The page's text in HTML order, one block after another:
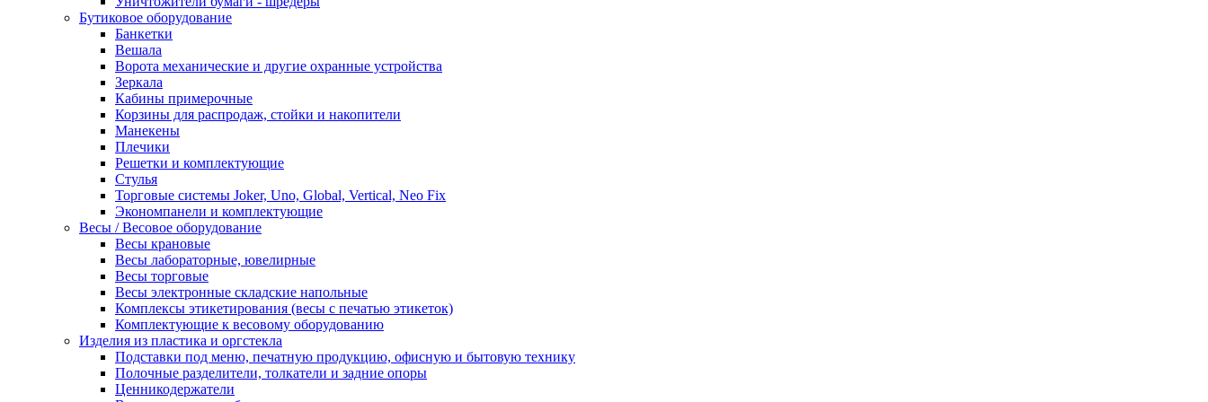
Бутиковое оборудование
Банкетки
Вешала
Ворота механические и другие охранные устройства
Зеркала
Кабины примерочные
Корзины для распродаж, стойки и накопители
Манекены
Плечики
Решетки и комплектующие
Стулья
Торговые системы Joker, Uno, Global, Vertical, Neo Fix
Экономпанели и комплектующие
Весы / Весовое оборудование
Весы крановые
Весы лабораторные, ювелирные
Весы торговые
Весы электронные складские напольные
Комплексы этикетирования (весы с печатью этикеток)
Комплектующие к весовому оборудованию
Изделия из пластика и оргстекла
Подставки под меню, печатную продукцию, офисную и бытовую технику
Полочные разделители, толкатели и задние опоры
Ценникодержатели